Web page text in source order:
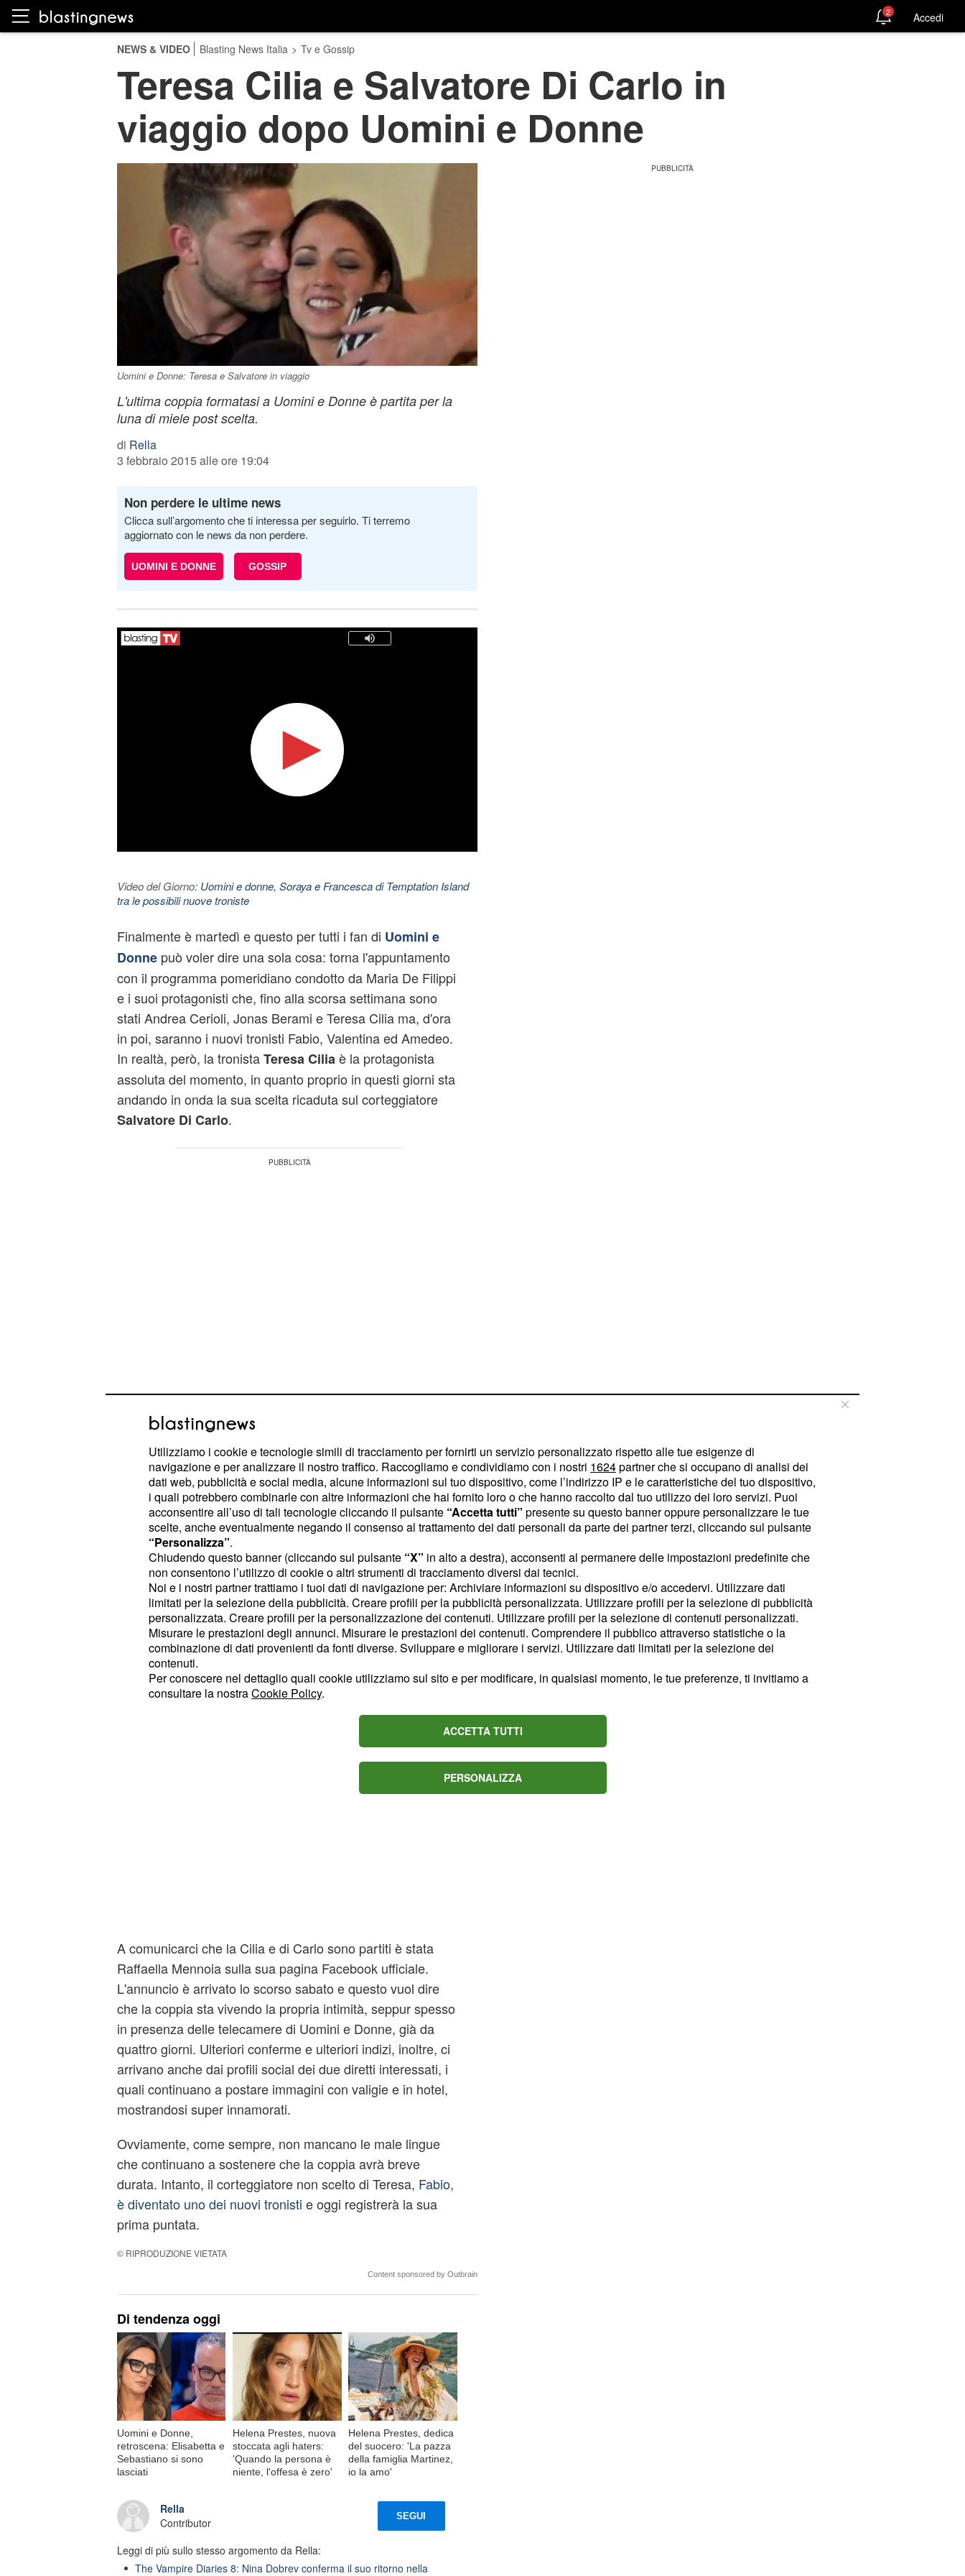
2 Accedi
NEWS & VIDEO Blasting News Italia > Tv e Gossip
Teresa Cilia e Salvatore Di Carlo in
viaggio dopo Uomini e Donne
Uomini e Donne: Teresa e Salvatore in viaggio
L'ultima coppia formatasi a Uomini e Donne è partita per la
luna di miele post scelta.
di Rella
3 febbraio 2015 alle ore 19:04
Non perdere le ultime news
Clicca sull’argomento che ti interessa per seguirlo. Ti terremo
aggiornato con le news da non perdere.
UOMINI E DONNE GOSSIP
Video del Giorno: Uomini e donne, Soraya e Francesca di Temptation Island
tra le possibili nuove troniste
Finalmente è martedì e questo per tutti i fan di Uomini e
Donnepuò voler dire una sola cosa: torna l'appuntamento
con il programma pomeridiano condotto da Maria De Filippi
e i suoi protagonisti che, fino alla scorsa settimana sono
stati Andrea Cerioli, Jonas Berami e Teresa Cilia ma, d'ora
in poi, saranno i nuovi tronisti Fabio, Valentina ed Amedeo.
In realtà, però, la tronistaTeresa Cilia è la protagonista
assoluta del momento, in quanto proprio in questi giorni sta
andando in onda la sua scelta ricaduta sul corteggiatore
Salvatore Di Carlo.
trapelate in simultanea al lieto evento, Salvatore ha risposto
sì alla sua Teresa e i due ora fanno coppia fissa; ma dove
saranno in questo momento? Ve lo diciamo noi: in viaggio!
Anche in questa stagione Uomini e Donne ci ha già regalato
le prime due storie d'amore, ovvero quella nata tra l'attore di
Il Segreto Jonas Berami e la sua corteggiatrice Rama Lila e
quella nata tra Teresa Cilia, ex fiamma diTommaso Scalae
Salvatore di Carlo. La messa in onda della scelta di Teresa
e Salvatore andrà in onda domani, alle 14:45 su Canale 5,
ma possiamo già anticiparvi che il famoso viaggio che
solitamente la redazione del programma regala alle neo
coppie subito dopo la scelta è già iniziato.
A comunicarci che la Cilia e di Carlo sono partiti è stata
Raffaella Mennoia sulla sua pagina Facebook ufficiale.
L'annuncio è arrivato lo scorso sabato e questo vuol dire
che la coppia sta vivendo la propria intimità, seppur spesso
in presenza delle telecamere di Uomini e Donne, già da
quattro giorni. Ulteriori conferme e ulteriori indizi, inoltre, ci
arrivano anche dai profili social dei due diretti interessati, i
quali continuano a postare immagini con valigie e in hotel,
mostrandosi super innamorati.
Ovviamente, come sempre, non mancano le male lingue
che continuano a sostenere che la coppia avrà breve
durata. Intanto, il corteggiatore non scelto di Teresa, Fabio,
è diventato uno dei nuovi tronisti e oggi registrerà la sua
prima puntata.
© RIPRODUZIONE VIETATA
Content sponsored by Outbrain
Di tendenza oggi
Uomini e Donne,
retroscena: Elisabetta e
Sebastiano si sono
lasciati
Helena Prestes, nuova
stoccata agli haters:
'Quando la persona è
niente, l'offesa è zero'
Helena Prestes, dedica
del suocero: 'La pazza
della famiglia Martinez,
io la amo'
Rella
Contributor
SEGUI
Leggi di più sullo stesso argomento da Rella:
The Vampire Diaries 8: Nina Dobrev conferma il suo ritorno nella
Utilizziamo i cookie e tecnologie simili di tracciamento per fornirti un servizio personalizzato rispetto alle tue esigenze di
navigazione e per analizzare il nostro traffico. Raccogliamo e condividiamo con i nostri 1624partner che si occupano di analisi dei
dati web, pubblicità e social media, alcune informazioni sul tuo dispositivo, come l’indirizzo IP e le caratteristiche del tuo dispositivo,
i quali potrebbero combinarle con altre informazioni che hai fornito loro o che hanno raccolto dal tuo utilizzo dei loro servizi. Puoi
acconsentire all’uso di tali tecnologie cliccando il pulsante “Accetta tutti” presente su questo banner oppure personalizzare le tue
scelte, anche eventualmente negando il consenso al trattamento dei dati personali da parte dei partner terzi, cliccando sul pulsante
“Personalizza”.
Chiudendo questo banner (cliccando sul pulsante “X” in alto a destra), acconsenti al permanere delle impostazioni predefinite che
non consentono l’utilizzo di cookie o altri strumenti di tracciamento diversi dai tecnici.
Noi e i nostri partner trattiamo i tuoi dati di navigazione per: Archiviare informazioni su dispositivo e/o accedervi. Utilizzare dati
limitati per la selezione della pubblicità. Creare profili per la pubblicità personalizzata. Utilizzare profili per la selezione di pubblicità
personalizzata. Creare profili per la personalizzazione dei contenuti. Utilizzare profili per la selezione di contenuti personalizzati.
Misurare le prestazioni degli annunci. Misurare le prestazioni dei contenuti. Comprendere il pubblico attraverso statistiche o la
combinazione di dati provenienti da fonti diverse. Sviluppare e migliorare i servizi. Utilizzare dati limitati per la selezione dei
contenuti.
Per conoscere nel dettaglio quali cookie utilizziamo sul sito e per modificare, in qualsiasi momento, le tue preferenze, ti invitiamo a
consultare la nostraCookie Policy.
ACCETTA TUTTI
PERSONALIZZA